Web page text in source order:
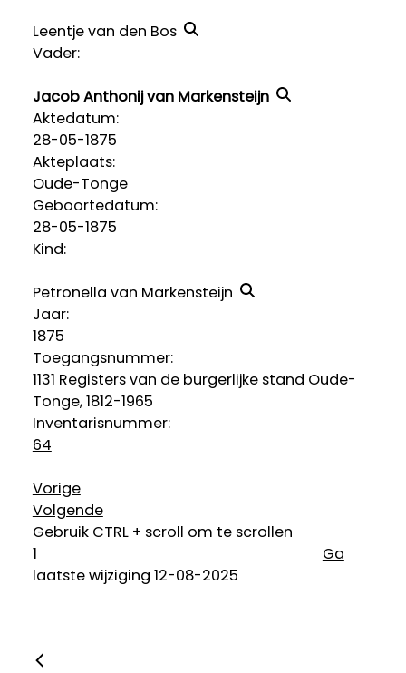
Leentje van den Bos
Vader:
Jacob Anthonij van Markensteijn
Aktedatum:
28-05-1875
Akteplaats:
Oude-Tonge
Geboortedatum:
28-05-1875
Kind:
Petronella van Markensteijn
Jaar:
1875
Toegangsnummer:
1131 Registers van de burgerlijke stand Oude-
Tonge, 1812-1965
Inventarisnummer:
64
Vorige
Volgende
Gebruik CTRL + scroll om te scrollen
Ga
laatste wijziging 12-08-2025